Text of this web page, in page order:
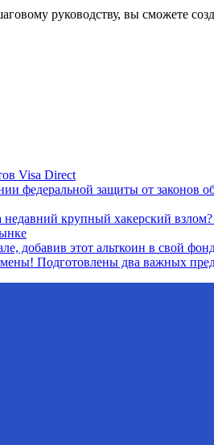
руководству, вы сможете
Visa Direct
федеральной защиты от законов
крупный хакерский
добавив этот альткоин в свой
Подготовлены два важных